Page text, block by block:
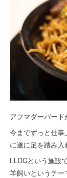
アフマダーバード
今までずっと仕
に遂に足を踏み入
LLDCという施設
羊飼いというテー